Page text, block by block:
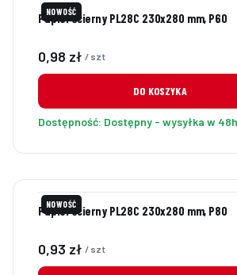
NOWOŚĆ
Papier ścierny PL28C 230x280 mm, P60
Cena
0,98 zł / szt
DO KOSZYKA
Dostępność: Dostępny - wysyłka w 48h
NOWOŚĆ
Papier ścierny PL28C 230x280 mm, P80
Cena
0,93 zł / szt